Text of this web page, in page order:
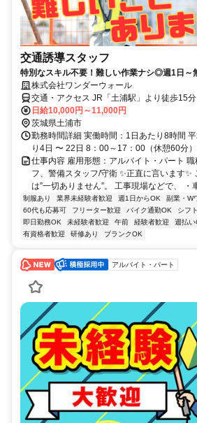
交通誘導スタッフ
特別なスキル不要！難しい作業ナシ◎週1日～
株式会社ワンダーウォール
交通・アクセス JR「土浦駅」より徒歩15分
日給10,000円～11,000円
茨城県土浦市
勤務時間詳細 実働時間：1日あたり8時間
り4日 〜 22日 8：00～17：00（休憩60分
仕事内容 雇用形態：アルバイト・パート
フ、警備スタッフ/守衛 ✨正直に言います✨
は”一切ありません”。 工事現場などで、 ・
制服あり 業界未経験者歓迎 週1日からOK 副業・W
60代も応募可
フリーター歓迎 バイク通勤OK シフ
即日勤務OK
未経験者歓迎 午前 経験者歓迎 週払い
有資格者歓迎
研修あり ブランクOK
アルバイト・パート